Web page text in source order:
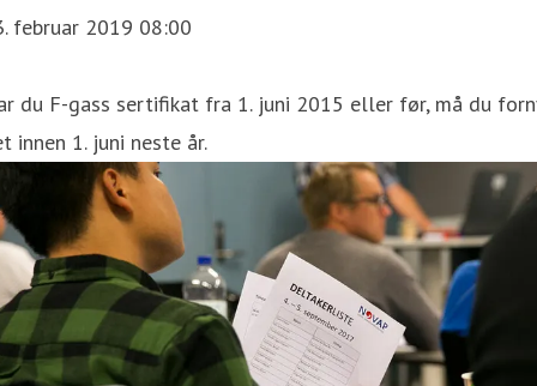
februar 2019 08:00
du F-gass sertifikat fra 1. juni 2015 eller før, må du
innen 1. juni neste år.